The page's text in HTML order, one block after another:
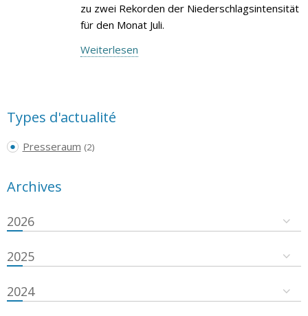
zu zwei Rekorden der Niederschlagsintensität
für den Monat Juli.
Weiterlesen
Types d'actualité
Presseraum (2)
Archives
2026
2025
2024